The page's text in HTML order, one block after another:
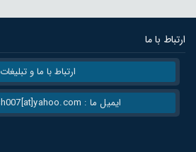
ارتباط با ما
ارتباط با ما و تبلیغات
ایمیل ما : Arash_Mash007[at]yahoo.com